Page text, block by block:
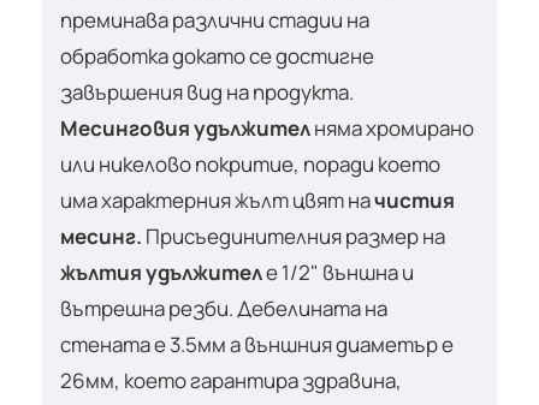
преминава различни стадии на
обработка докато се достигне
завършения вид на продукта.
Месинговия удължителняма хромирано
или никелово покритие, поради което
има характерния жълт цвят начистия
месинг. Присъединителния размер на
жълтия удължителе 1/2" външна и
вътрешна резби. Дебелината на
стената е 3.5мм а външния диаметър е
26мм, което гарантира здравина,